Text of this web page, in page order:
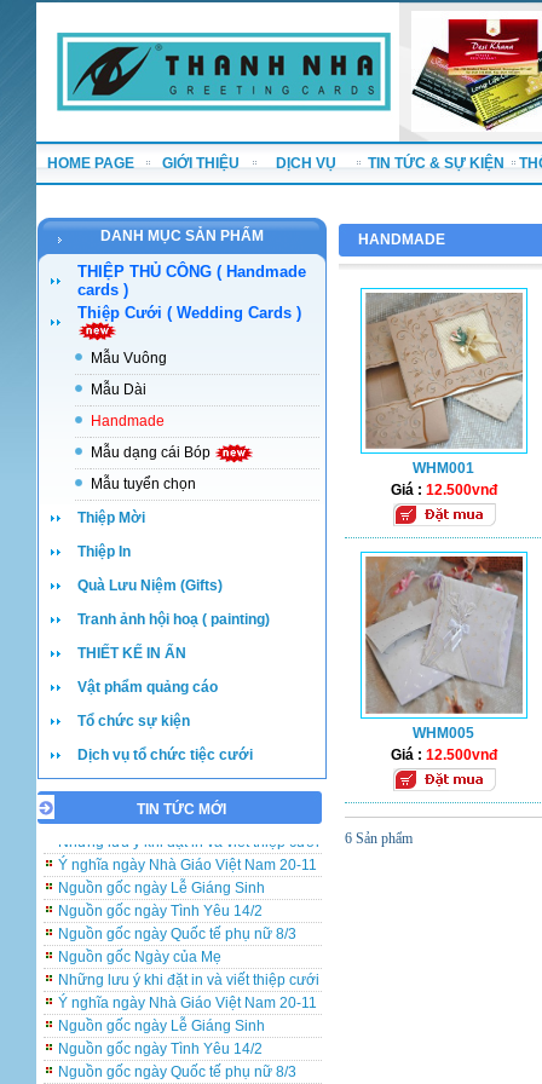
HOME PAGE GIỚI THIỆU DỊCH VỤ TIN TỨC & SỰ KIỆN
DANH MỤC SẢN PHẨM
THIỆP THỦ CÔNG ( Handmade
cards )
Thiệp Cưới ( Wedding Cards )
Mẫu Vuông
Mẫu Dài
Handmade
Mẫu dạng cái Bóp
Mẫu tuyển chọn
Thiệp Mời
Thiệp In
Quà Lưu Niệm (Gifts)
Tranh ảnh hội hoạ ( painting)
THIẾT KẾ IN ẤN
Vật phẩm quảng cáo
Tổ chức sự kiện
Dịch vụ tổ chức tiệc cưới
TIN TỨC MỚI
Ý nghĩa ngày Nhà Giáo Việt Nam 20-11
Nguồn gốc ngày Lễ Giáng Sinh
Nguồn gốc ngày Tình Yêu 14/2
Nguồn gốc ngày Quốc tế phụ nữ 8/3
Nguồn gốc Ngày của Mẹ
Những lưu ý khi đặt in và viết thiệp cưới
Ý nghĩa ngày Nhà Giáo Việt Nam 20-11
Nguồn gốc ngày Lễ Giáng Sinh
Nguồn gốc ngày Tình Yêu 14/2
Nguồn gốc ngày Quốc tế phụ nữ 8/3
HANDMADE
WHM001
Giá : 12.500vnđ
WHM005
Giá : 12.500vnđ
6 Sản phẩm